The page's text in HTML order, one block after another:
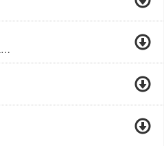
Зажечь Огни Земли Зажечь Их По Городам